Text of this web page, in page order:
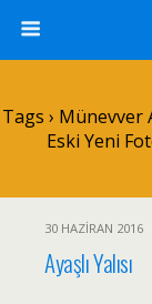
Tags › Münevver
Eski Yeni
30 HAZIRAN 2016
Ayaşlı Yalısı